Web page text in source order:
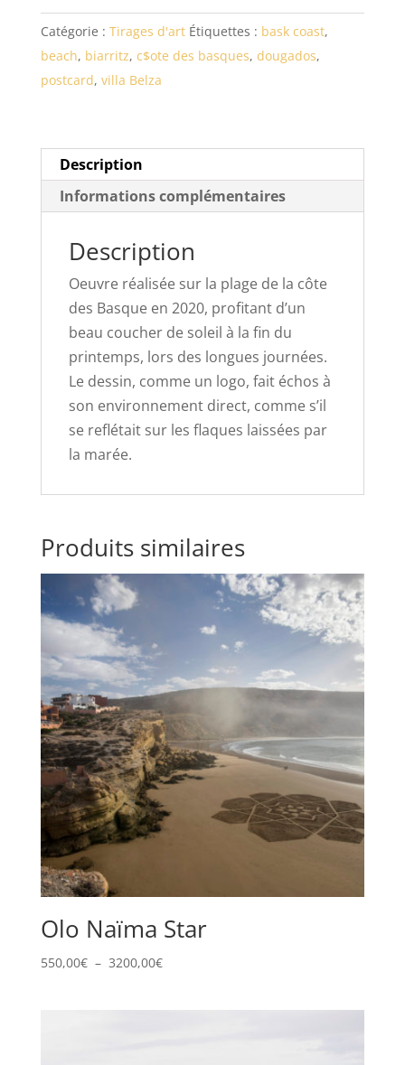
Baisers
de
Biarritz
Catégorie : Tirages d'art Étiquettes : bask coast,
beach, biarritz, c$ote des basques, dougados,
postcard, villa Belza
Description
Informations complémentaires
Description
Oeuvre réalisée sur la plage de la côte
des Basque en 2020, profitant d’un
beau coucher de soleil à la fin du
printemps, lors des longues journées.
Le dessin, comme un logo, fait échos à
son environnement direct, comme s’il
se reflétait sur les flaques laissées par
la marée.
Produits similaires
Olo Naïma Star
550,00€ – 3200,00€Plage